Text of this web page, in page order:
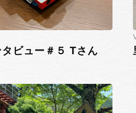
ビュー＃５ Tさん